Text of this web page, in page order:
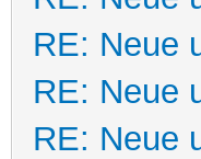
RE: Neue
RE: Neue
RE: Neue